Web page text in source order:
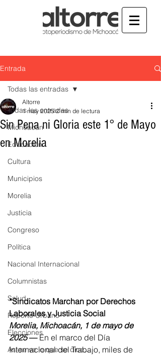
Entrada
Todas las entradas
Michoacán
Educación
Cultura
Municipios
Morelia
Justicia
Congreso
Política
Nacional Internacional
Columnistas
Salud
Reporte Urbano
Elecciones
Así se ve lo que se dice...
Todas las entradas
Sin Pena ni Gloria este 1° de Mayo
en Morelia
Altorre
1 may 2025 2 min de lectura
*Sindicatos Marchan por Derechos
Laborales y Justicia Social
Morelia, Michoacán, 1 de mayo de
2025 — En el marco del Día
Internacional del Trabajo, miles de